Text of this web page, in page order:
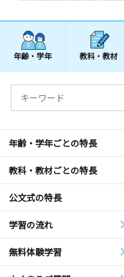
年齢・学年 教科・教材
年齢・学年ごとの特長
教科・教材ごとの特長
公文式の特長
学習の流れ
無料体験学習